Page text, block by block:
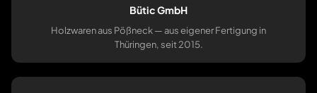
Bütic GmbH
Holzwaren aus Pößneck — aus eigener Fertigung in
Thüringen, seit 2015.